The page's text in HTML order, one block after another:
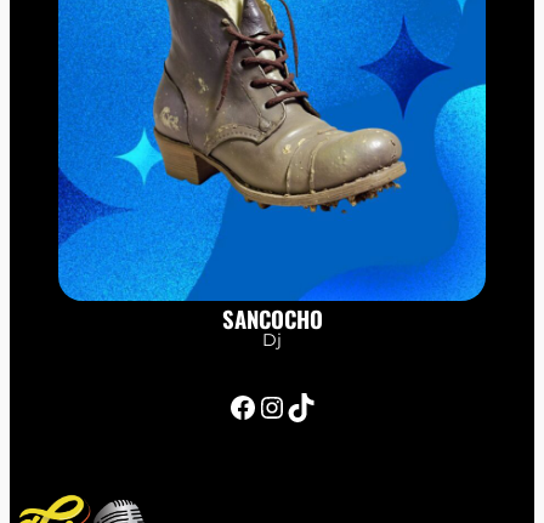
SANCOCHO
Dj
Facebook InstagramTikTok